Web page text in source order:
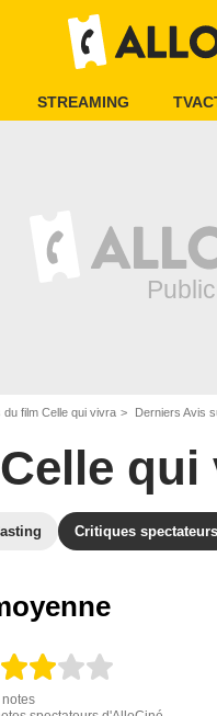
STREAMING
du film Celle qui vivra Derniers Avis
Celle qui
Critiques spectateurs
notes